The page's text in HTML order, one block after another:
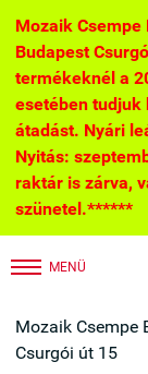
Mozaik
Budapest
termékeknél a
esetében tudjuk
átadást. Nyári
Nyitás:
raktár is zárva,
szünetel.******
MENÜ
Mozaik Csempe
Csurgói út 15